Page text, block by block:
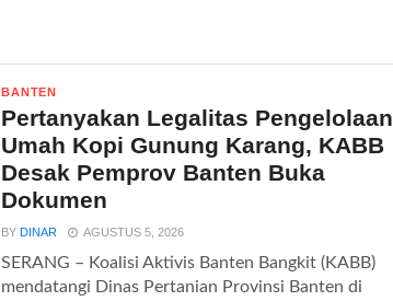
BANTEN
Pertanyakan Legalitas Pengelolaan
Umah Kopi Gunung Karang, KABB
Desak Pemprov Banten Buka
Dokumen
BYDINAR AGUSTUS 5, 2026
SERANG – Koalisi Aktivis Banten Bangkit (KABB)
mendatangi Dinas Pertanian Provinsi Banten di